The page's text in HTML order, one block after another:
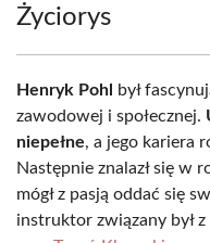
Życiorys
Henryk Pohl
był
zawodowej i społecznej.
niepełne, a jego kariera
Następnie znalazł się w
mógł z pasją oddać się
instruktor związany był z